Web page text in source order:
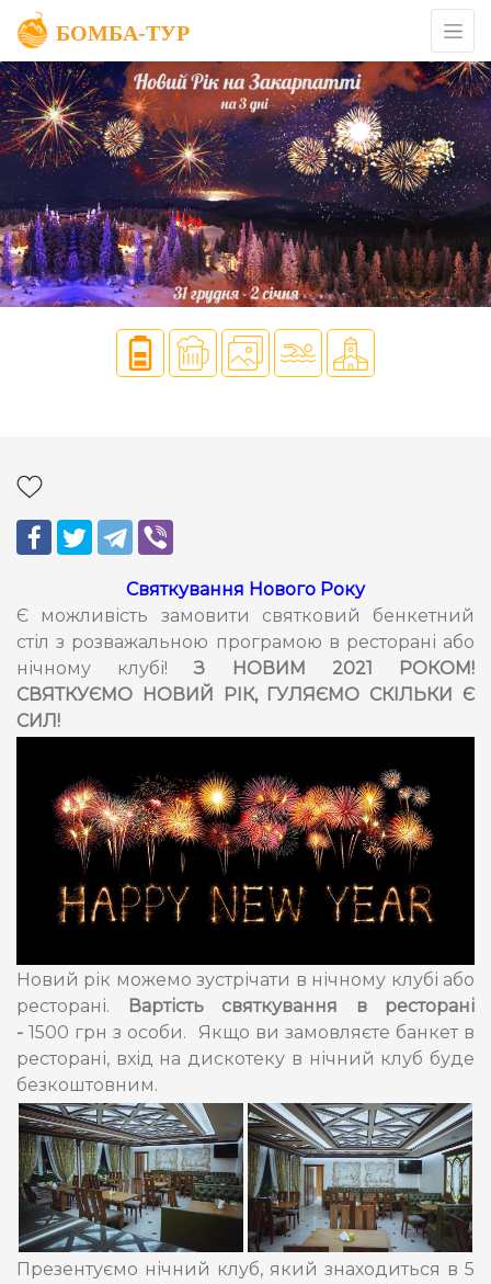
Святкування Нового Року
Є можливість замовити святковий бенкетний
стіл з розважальною програмою в ресторані або
нічному клубі!З НОВИМ 2021 РОКОМ!
СВЯТКУЄМО НОВИЙ РІК, ГУЛЯЄМО СКІЛЬКИ Є
СИЛ!
Новий рік можемо зустрічати в нічному клубі або
ресторані.
Вартість святкування в ресторані
- 1500 грн з особи.
Якщо ви замовляєте банкет в
ресторані, вхід на дискотеку в нічний клуб буде
безкоштовним.
Презентуємо нічний клуб, який знаходиться в 5